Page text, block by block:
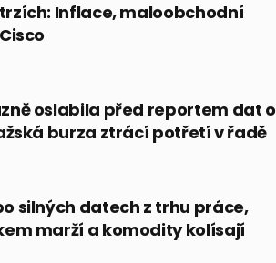
Inflace, maloobchodní
oslabila před reportem dat o
burza ztrácí potřetí v řadě
silných datech z trhu práce,
marží a komodity kolísají